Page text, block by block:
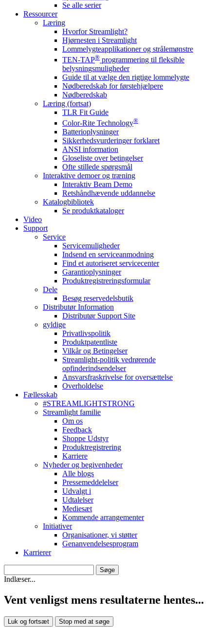
Se alle serier
Ressourcer
Læring
Hvorfor Streamlight?
Hjørnesten i Streamlight
Lommelygteapplikationer og strålemønstre
TEN-TAP® programmering til fleksible
belysningsmuligheder
Guide til at vælge den rigtige lommelygte
Nødberedskab for førstehjælpere
Nødberedskab
Læring (fortsat)
TLR Fit Guide
Color-Rite Technology®
Batterioplysninger
Sikkerhedsvurderinger forklaret
ANSI information
Gloseliste over betingelser
Ofte stillede spørgsmål
Interaktive demoer og træning
Interaktiv Beam Demo
Retshåndhævende uddannelse
Katalogbibliotek
Se produktkataloger
Video
Support
Service
Servicemuligheder
Indsend en serviceanmodning
Find et autoriseret servicecenter
Garantioplysninger
Produktregistreringsformular
Dele
Besøg reservedelsbutik
Distributør Information
Distributør Support Site
gyldige
Privatlivspolitik
Produktpatentliste
Vilkår og Betingelser
Streamlight-politik vedrørende
opfinderindsendelser
Ansvarsfraskrivelse for oversættelse
Overholdelse
Fællesskab
#STREAMLIGHTSTRONG
Streamlight familie
Om os
Feedback
Shoppe Udstyr
Produktregistrering
Karriere
Nyheder og begivenheder
Alle blogs
Pressemeddelelser
Udvalgt i
Udtalelser
Mediesæt
Kommende arrangementer
Initiativer
Organisationer, vi støtter
Genanvendelsesprogram
Karrierer
Indlæser...
Vent venligst mens resultaterne hentes...
Luk og fortsæt Stop med at søge